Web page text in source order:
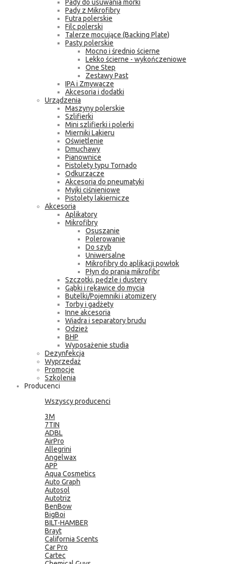
Pady do usuwania morki
Pady z Mikrofibry
Futra polerskie
Filc polerski
Talerze mocujące (Backing Plate)
Pasty polerskie
Mocno i średnio ścierne
Lekko ścierne - wykończeniowe
One Step
Zestawy Past
IPA i Zmywacze
Akcesoria i dodatki
Urządzenia
Maszyny polerskie
Szlifierki
Mini szlifierki i polerki
Mierniki Lakieru
Oświetlenie
Dmuchawy
Pianownice
Pistolety typu Tornado
Odkurzacze
Akcesoria do pneumatyki
Myjki ciśnieniowe
Pistolety lakiernicze
Akcesoria
Aplikatory
Mikrofibry
Osuszanie
Polerowanie
Do szyb
Uniwersalne
Mikrofibry do aplikacji powłok
Płyn do prania mikrofibr
Szczotki, pędzle i dustery
Gąbki i rękawice do mycia
Butelki/Pojemniki i atomizery
Torby i gadżety
Inne akcesoria
Wiadra i separatory brudu
Odzież
BHP
Wyposażenie studia
Dezynfekcja
Wyprzedaż
Promocje
Szkolenia
Producenci
Wszyscy producenci
3M
7TIN
ADBL
AirPro
Allegrini
Angelwax
APP
Aqua Cosmetics
Auto Graph
Autosol
Autotriz
BenBow
BigBoi
BILT-HAMBER
Brayt
California Scents
Car Pro
Cartec